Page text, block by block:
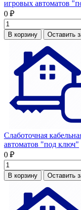
игровых автоматов
0 ₽
В корзину Оставить
Слаботочная
автоматов "под ключ"
0 ₽
В корзину Оставить